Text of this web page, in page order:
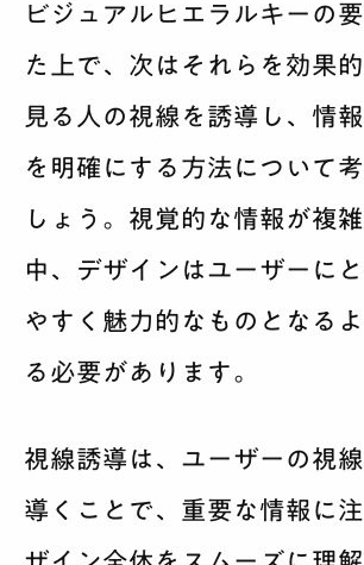
ビジュアルヒエラルキーの
た上で、次はそれらを効果的
見る人の視線を誘導し、情
を明確にする方法について
しょう。視覚的な情報が複
中、デザインはユーザーに
やすく魅力的なものとなる
る必要があります。
視線誘導は、ユーザーの視
導くことで、重要な情報に